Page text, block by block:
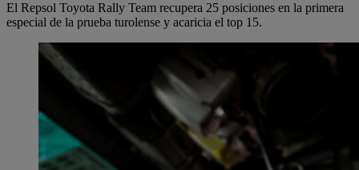
El Repsol Toyota Rally Team recupera 25 posiciones en la primera
especial de la prueba turolense y acaricia el top 15.